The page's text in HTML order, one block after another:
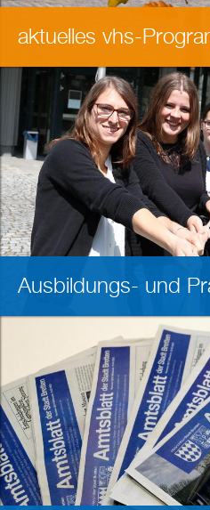
aktuelles vhs-
Ausbildungs- und